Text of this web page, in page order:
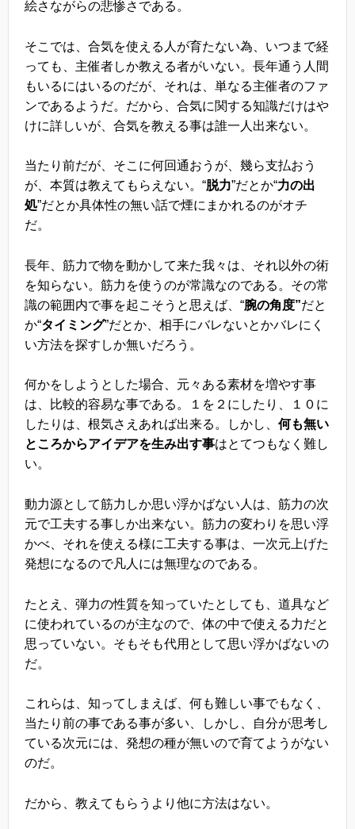
絵さながらの悲惨さである。
そこでは、合気を使える人が育たない為、いつまで経
っても、主催者しか教える者がいない。長年通う人間
もいるにはいるのだが、それは、単なる主催者のファ
ンであるようだ。だから、合気に関する知識だけはや
けに詳しいが、合気を教える事は誰一人出来ない。
当たり前だが、そこに何回通おうが、幾ら支払おう
が、本質は教えてもらえない。“脱力”だとか“力の出
処”だとか具体性の無い話で煙にまかれるのがオチ
だ。
長年、筋力で物を動かして来た我々は、それ以外の術
を知らない。筋力を使うのが常識なのである。その常
識の範囲内で事を起こそうと思えば、“腕の角度”だと
か“タイミング”だとか、相手にバレないとかバレにく
い方法を探すしか無いだろう。
何かをしようとした場合、元々ある素材を増やす事
は、比較的容易な事である。１を２にしたり、１０に
したりは、根気さえあれば出来る。しかし、 何も無い
ところからアイデアを生み出す事はとてつもなく難し
い。
動力源として筋力しか思い浮かばない人は、筋力の次
元で工夫する事しか出来ない。筋力の変わりを思い浮
かべ、それを使える様に工夫する事は、一次元上げた
発想になるので凡人には無理なのである。
たとえ、弾力の性質を知っていたとしても、道具など
に使われているのが主なので、体の中で使える力だと
思っていない。そもそも代用として思い浮かばないの
だ。
これらは、知ってしまえば、何も難しい事でもなく、
当たり前の事である事が多い、しかし、自分が思考し
ている次元には、発想の種が無いので育てようがない
のだ。
だから、教えてもらうより他に方法はない。